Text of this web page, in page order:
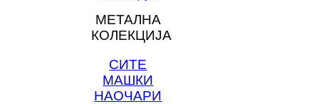
МЕТАЛНА
КОЛЕКЦИЈА
СИТЕ
МАШКИ
НАОЧАРИ